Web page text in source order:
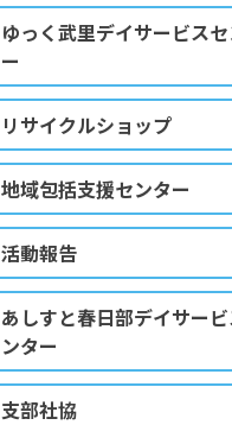
ゆっく武里デイサービス
ー
リサイクルショップ
地域包括支援センター
活動報告
あしすと春日部デイサー
ンター
支部社協